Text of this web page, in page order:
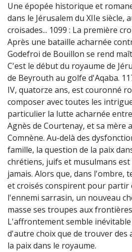
Une épopée historique et
dans le Jérusalem du XIIe siècle,
croisades... 1099 : La première
Après une bataille acharnée
Godefroi de Bouillon se rend
C'est le début du royaume de
de Beyrouth au golfe d'Aqaba.
IV, quatorze ans, est couronné
composer avec toutes les
particulier la lutte acharnée
Agnès de Courtenay, et sa mère
Comnène. Au-delà des
famille, la question de la paix
chrétiens, juifs et musulmans est
jamais. Alors que, dans l'ombre,
et croisés conspirent pour partir
l'ennemi sarrasin, un nouveau
masse ses troupes aux
L'affrontement semble
d'autre choix que de trouver
la paix dans le royaume.